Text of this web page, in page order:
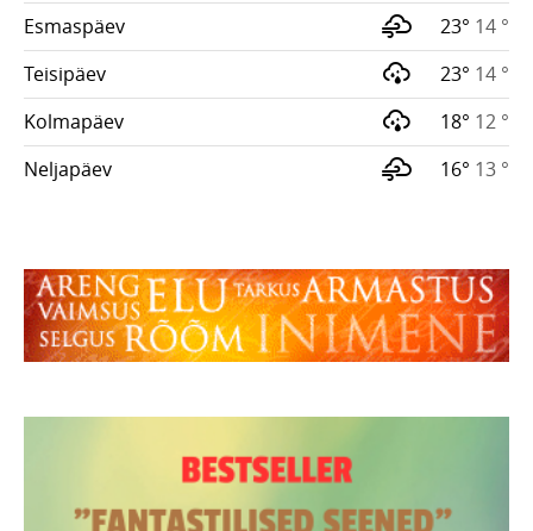
Esmaspäev
23° 14 °
Teisipäev
23° 14 °
Kolmapäev
18° 12 °
Neljapäev
16° 13 °